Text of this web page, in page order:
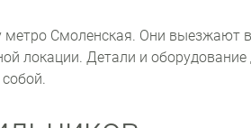
Смоленская. Они выезжают
локации. Детали и оборудование